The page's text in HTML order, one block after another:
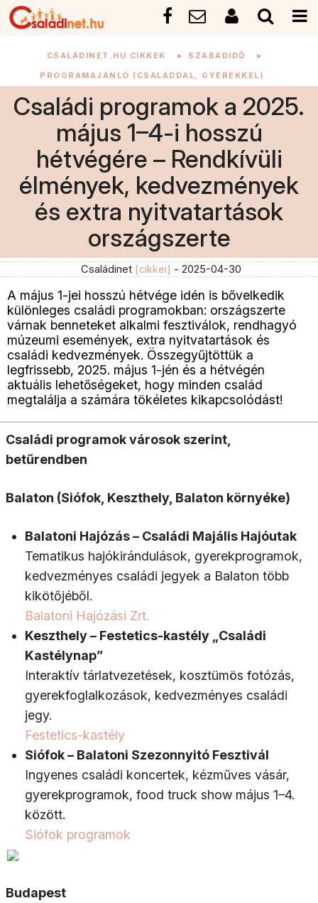
CSALÁDINET.HU CIKKEK ► SZABADIDŐ ►
PROGRAMAJÁNLÓ (CSALÁDDAL, GYEREKKEL)
Családi programok a 2025.
május 1–4-i hosszú
hétvégére – Rendkívüli
élmények, kedvezmények
és extra nyitvatartások
országszerte
Családinet [cikkei] - 2025-04-30
A május 1-jei hosszú hétvége idén is bővelkedik
különleges családi programokban: országszerte
várnak benneteket alkalmi fesztiválok, rendhagyó
múzeumi események, extra nyitvatartások és
családi kedvezmények. Összegyűjtöttük a
legfrissebb, 2025. május 1-jén és a hétvégén
aktuális lehetőségeket, hogy minden család
megtalálja a számára tökéletes kikapcsolódást!
Családi programok városok szerint,
betűrendben
Balaton (Siófok, Keszthely, Balaton környéke)
Balatoni Hajózás – Családi Majális Hajóutak
Tematikus hajókirándulások, gyerekprogramok,
kedvezményes családi jegyek a Balaton több
kikötőjéből.
Balatoni Hajózási Zrt.
Keszthely – Festetics-kastély „Családi
Kastélynap”
Interaktív tárlatvezetések, kosztümös fotózás,
gyerekfoglalkozások, kedvezményes családi
jegy.
Festetics-kastély
Siófok – Balatoni Szezonnyitó Fesztivál
Ingyenes családi koncertek, kézműves vásár,
gyerekprogramok, food truck show május 1–4.
között.
Siófok programok
Budapest